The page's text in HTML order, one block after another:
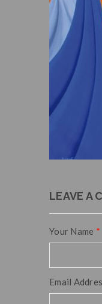
LEAVE A
Your Name *
Email